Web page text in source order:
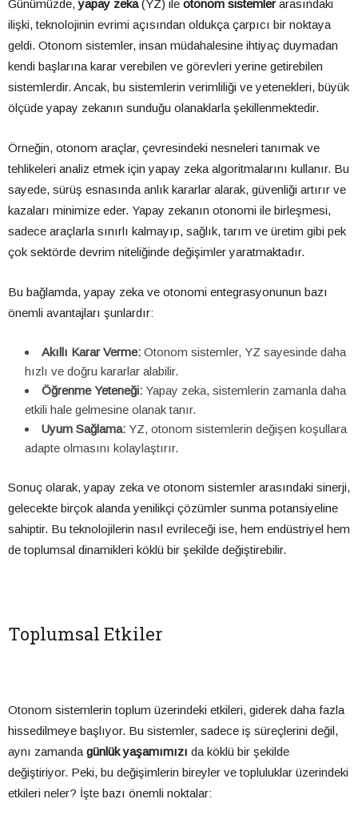
Günümüzde,yapay zeka(YZ) ile otonom sistemlerarasındaki
ilişki, teknolojinin evrimi açısından oldukça çarpıcı bir noktaya
geldi. Otonom sistemler, insan müdahalesine ihtiyaç duymadan
kendi başlarına karar verebilen ve görevleri yerine getirebilen
sistemlerdir. Ancak, bu sistemlerin verimliliği ve yetenekleri, büyük
ölçüde yapay zekanın sunduğu olanaklarla şekillenmektedir.
Örneğin, otonom araçlar, çevresindeki nesneleri tanımak ve
tehlikeleri analiz etmek için yapay zeka algoritmalarını kullanır. Bu
sayede, sürüş esnasında anlık kararlar alarak, güvenliği artırır ve
kazaları minimize eder. Yapay zekanın otonomi ile birleşmesi,
sadece araçlarla sınırlı kalmayıp, sağlık, tarım ve üretim gibi pek
çok sektörde devrim niteliğinde değişimler yaratmaktadır.
Bu bağlamda, yapay zeka ve otonomi entegrasyonunun bazı
önemli avantajları şunlardır:
Akıllı Karar Verme: Otonom sistemler, YZ sayesinde daha
hızlı ve doğru kararlar alabilir.
Öğrenme Yeteneği: Yapay zeka, sistemlerin zamanla daha
etkili hale gelmesine olanak tanır.
Uyum Sağlama: YZ, otonom sistemlerin değişen koşullara
adapte olmasını kolaylaştırır.
Sonuç olarak, yapay zeka ve otonom sistemler arasındaki sinerji,
gelecekte birçok alanda yenilikçi çözümler sunma potansiyeline
sahiptir. Bu teknolojilerin nasıl evrileceği ise, hem endüstriyel hem
de toplumsal dinamikleri köklü bir şekilde değiştirebilir.
Toplumsal Etkiler
Otonom sistemlerin toplum üzerindeki etkileri, giderek daha fazla
hissedilmeye başlıyor. Bu sistemler, sadece iş süreçlerini değil,
aynı zamandagünlük yaşamımızı da köklü bir şekilde
değiştiriyor. Peki, bu değişimlerin bireyler ve topluluklar üzerindeki
etkileri neler? İşte bazı önemli noktalar: